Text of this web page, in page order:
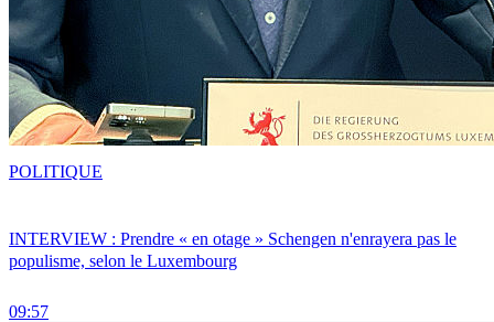
INTERVIEW : Prendre « en otage » Schengen n'enrayera pas le
populisme, selon le Luxembourg
09:57
POLITIQUE